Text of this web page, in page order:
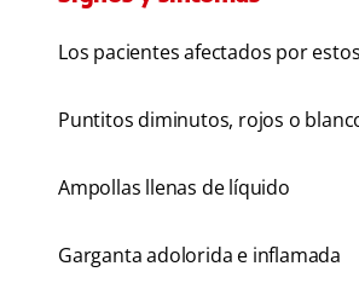
Los pacientes afectados por
Puntitos diminutos, rojos o
Ampollas llenas de líquido
Garganta adolorida e inflamada